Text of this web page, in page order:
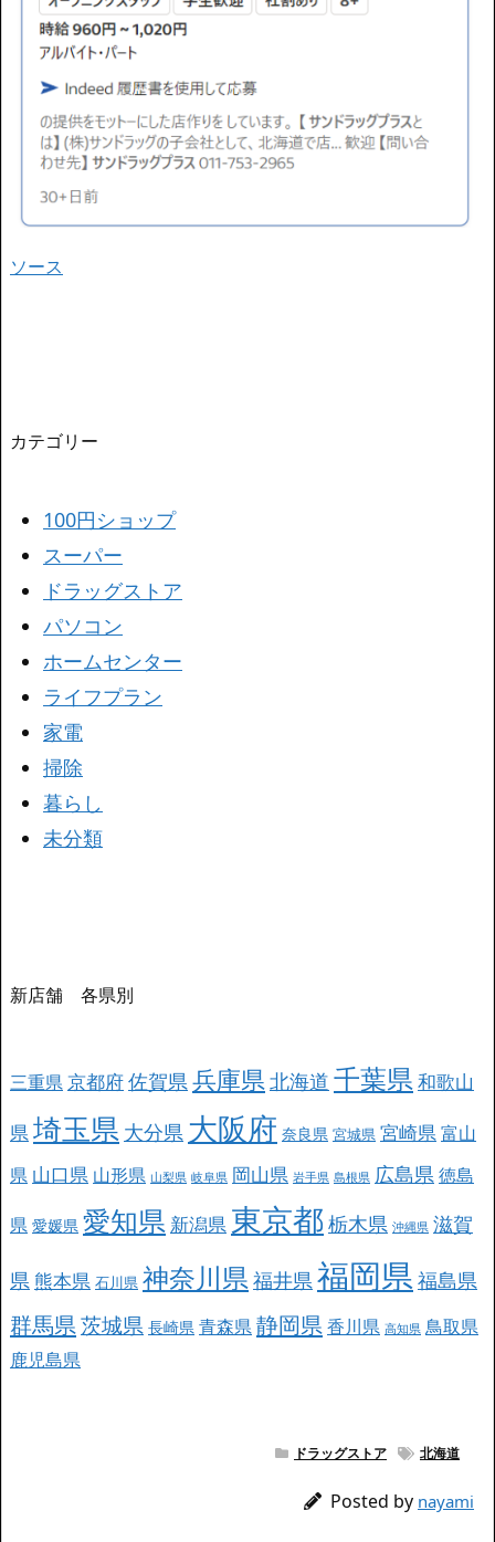
ソース
カテゴリー
100円ショップ
スーパー
ドラッグストア
パソコン
ホームセンター
ライフプラン
家電
掃除
暮らし
未分類
新店舗 各県別
三重県京都府佐賀県兵庫県北海道 千葉県和歌山
県埼玉県 大分県 大阪府 奈良県 宮城県 宮崎県富山
県 山口県 山形県 山梨県 岐阜県 岡山県 岩手県 島根県 広島県徳島
県 愛媛県 愛知県 新潟県 東京都 栃木県 沖縄県 滋賀
県熊本県 石川県 神奈川県福井県福岡県福島県
群馬県茨城県 長崎県 青森県静岡県香川県 高知県 鳥取県
鹿児島県
ドラッグストア 北海道
Posted by nayami